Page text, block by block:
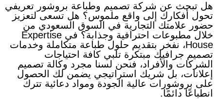
هل تبحث عن شركة تصميم وطباعة بروشور تعريفي
تحول أفكارك إلى واقع ملموس؟ هل تسعى لتعزيز
حضور علامتك التجارية في السوق السعودي من
خلال مطبوعات احترافية وجذابة؟ في Expertise
House، نفخر بتقديم حلول طباعة متكاملة وخدمات
تصميم جرافيك مبتكرة تلبي كافة احتياجات
الشركات والأفراد، فنحن لسنا مجرد وكالة تصميم
إعلانات، بل شريك استراتيجي يضمن لك الحصول
على بروشورات عالية الجودة ومواد دعائية تترك
انطباعًا دائمًا.